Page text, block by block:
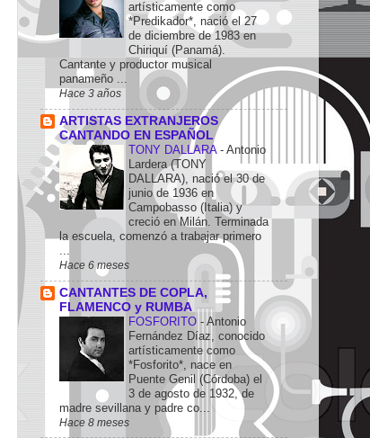
artísticamente como
*Predikador*, nació el 27
de diciembre de 1983 en
Chiriquí (Panamá).
Cantante y productor musical
panameño ...
Hace 3 años
ARTISTAS EXTRANJEROS
CANTANDO EN ESPAÑOL
TONY DALLARA - Antonio
Lardera (TONY
DALLARA), nació el 30 de
junio de 1936 en
Campobasso (Italia) y
creció en Milán. Terminada
la escuela, comenzó a trabajar primero
...
Hace 6 meses
CANTANTES DE COPLA,
FLAMENCO y RUMBA
FOSFORITO - Antonio
Fernández Díaz, conocido
artísticamente como
*Fosforito*, nace en
Puente Genil (Córdoba) el
3 de agosto de 1932, de
madre sevillana y padre co...
Hace 8 meses